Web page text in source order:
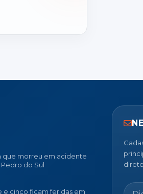
que morreu em acidente
do Sul
e cinco ficam feridas em